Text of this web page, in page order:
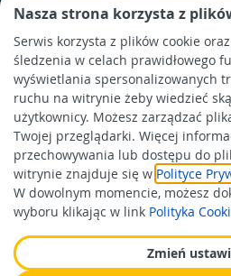
Nasza strona korzysta z
Serwis korzysta z plików cookie
śledzenia w celach prawidłowego
wyświetlania spersonalizowanych
ruchu na witrynie żeby wiedzieć
użytkownicy. Możesz zarządzać
Twojej przeglądarki. Więcej
przechowywania lub dostępu do
witrynie znajduje się w Polityce
W dowolnym momencie, możesz
wyboru klikając w link Polityka
Zmień
wyposażenie łazienek i kuchni,
artykuły związane z ogrodem i
Obowiązek informacyjny
Polityka prywatności
Polityka Cookies
Odbiór zużytego sprzętu
Wspierają nas: